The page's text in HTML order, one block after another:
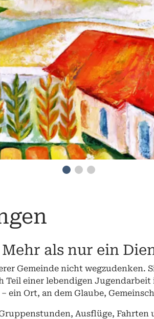
als nur ein
Gemeinde nicht wegzudenken.
einer lebendigen
Ort, an dem Glaube,
Ausflüge,